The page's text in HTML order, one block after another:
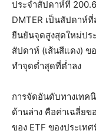
ประจำสัปดาห์ที่
DMTER เป็นสัปดาห์
ยืนยันจุดสูงสุดใหม่ปร
สัปดาห์ (เส้นสีแดง) ข
ทำจุดต่ำสุดที่ต่ำลง
การจัดอันดับทางเทค
ด้านล่าง คือค่าเฉลี่ย
ของ ETF ของประเ